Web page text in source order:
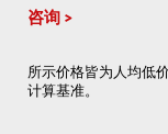
咨询
所示价格皆为人均低
计算基准。